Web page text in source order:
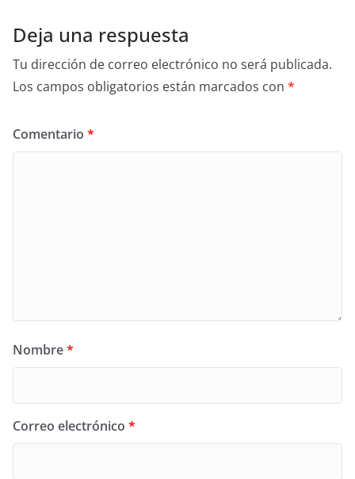
Deja una respuesta
Tu dirección de correo electrónico no será publicada.
Los campos obligatorios están marcados con *
Comentario *
Nombre*
Correo electrónico *